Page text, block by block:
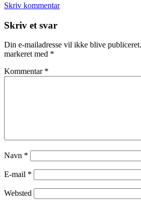
Skriv kommentar
Læserinteraktioner
Skriv et svar
Din e-mailadresse vil ikke blive publiceret.
markeret med *
Kommentar *
Navn *
E-mail *
Websted